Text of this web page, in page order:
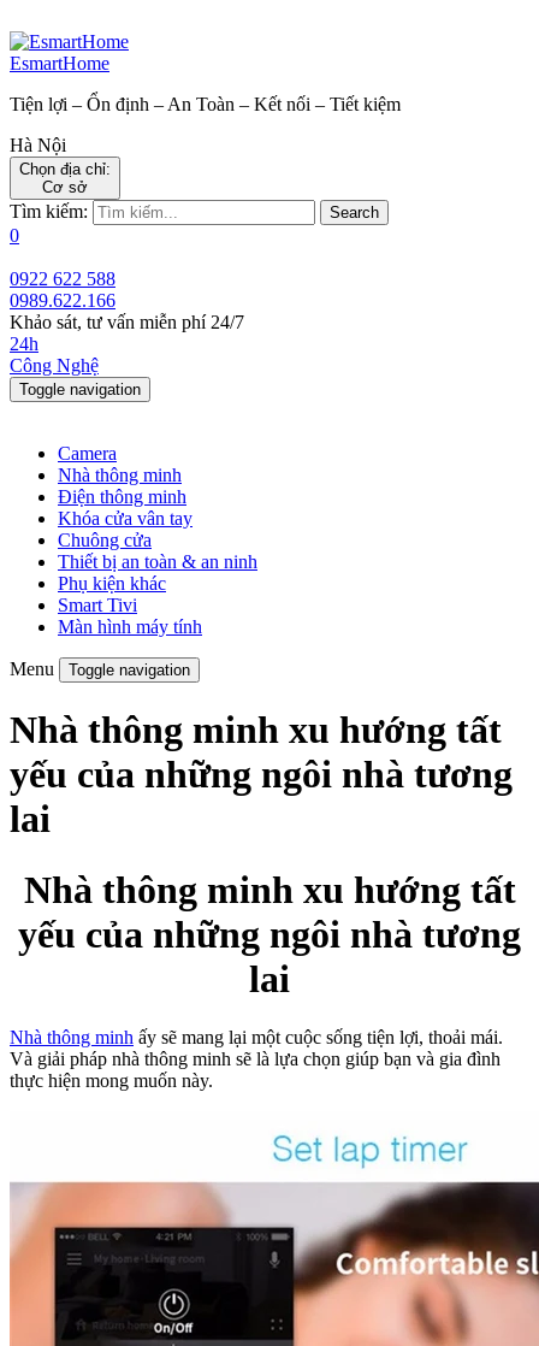
EsmartHome
Tiện lợi – Ổn định – An Toàn – Kết nối – Tiết kiệm
Hà Nội
Chọn địa chỉ:
Cơ sở
Tìm kiếm: Search
0
0922 622 588
0989.622.166
Khảo sát, tư vấn miễn phí 24/7
24h
Công Nghệ
Toggle navigation
Camera
Nhà thông minh
Điện thông minh
Khóa cửa vân tay
Chuông cửa
Thiết bị an toàn & an ninh
Phụ kiện khác
Smart Tivi
Màn hình máy tính
Menu Toggle navigation
Nhà thông minh xu hướng tất
yếu của những ngôi nhà tương
lai
Nhà thông minh xu hướng tất
yếu của những ngôi nhà tương
lai
Nhà thông minh ấy sẽ mang lại một cuộc sống tiện lợi, thoải mái.
Và giải pháp nhà thông minh sẽ là lựa chọn giúp bạn và gia đình
thực hiện mong muốn này.